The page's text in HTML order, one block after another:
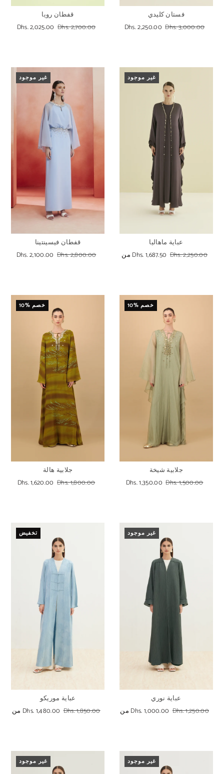
قفطان رويا
Dhs. 2,025.00 Dhs. 2,700.00
فستان كليدي
Dhs. 2,250.00 Dhs. 3,000.00
غير موجود
قفطان فيسينتينا
Dhs. 2,100.00 Dhs. 2,800.00
غير موجود
عباية ماهاليا
Dhs. 1,687.50 Dhs. 2,250.00
10% خصم
جلابية هالة
Dhs. 1,620.00 Dhs. 1,800.00
10% خصم
جلابية شيخة
Dhs. 1,350.00 Dhs. 1,500.00
تخفيض
عباية موريكو
Dhs. 1,480.00 Dhs. 1,850.00
غير موجود
عباية نوري
Dhs. 1,000.00 Dhs. 1,250.00
غير موجود غير موجود